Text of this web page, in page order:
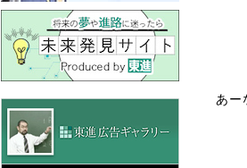
あー